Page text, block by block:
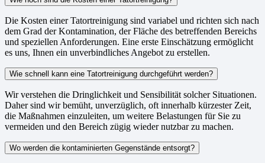
Die Kosten einer Tatortreinigung sind variabel und richten sich nach
dem Grad der Kontamination, der Fläche des betreffenden Bereichs
und speziellen Anforderungen. Eine erste Einschätzung ermöglicht
es uns, Ihnen ein unverbindliches Angebot zu erstellen.
Wie schnell kann eine Tatortreinigung durchgeführt werden?
Wir verstehen die Dringlichkeit und Sensibilität solcher Situationen.
Daher sind wir bemüht, unverzüglich, oft innerhalb kürzester Zeit,
die Maßnahmen einzuleiten, um weitere Belastungen für Sie zu
vermeiden und den Bereich zügig wieder nutzbar zu machen.
Wo werden die kontaminierten Gegenstände entsorgt?